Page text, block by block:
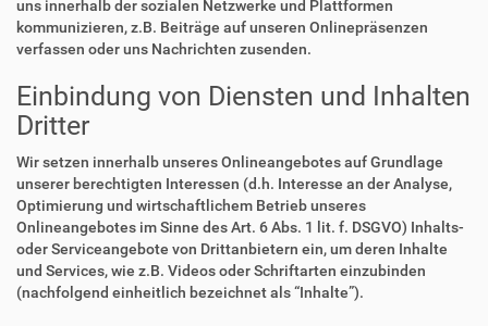
uns innerhalb der sozialen Netzwerke und Plattformen
kommunizieren, z.B. Beiträge auf unseren Onlinepräsenzen
verfassen oder uns Nachrichten zusenden.
Einbindung von Diensten und Inhalten
Dritter
Wir setzen innerhalb unseres Onlineangebotes auf Grundlage
unserer berechtigten Interessen (d.h. Interesse an der Analyse,
Optimierung und wirtschaftlichem Betrieb unseres
Onlineangebotes im Sinne des Art. 6 Abs. 1 lit. f. DSGVO) Inhalts-
oder Serviceangebote von Drittanbietern ein, um deren Inhalte
und Services, wie z.B. Videos oder Schriftarten einzubinden
(nachfolgend einheitlich bezeichnet als “Inhalte”).